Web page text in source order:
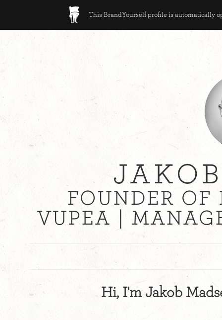
This BrandYourself profile is automatically
FOUNDER
VUPEA |
Hi, I'm Jakob